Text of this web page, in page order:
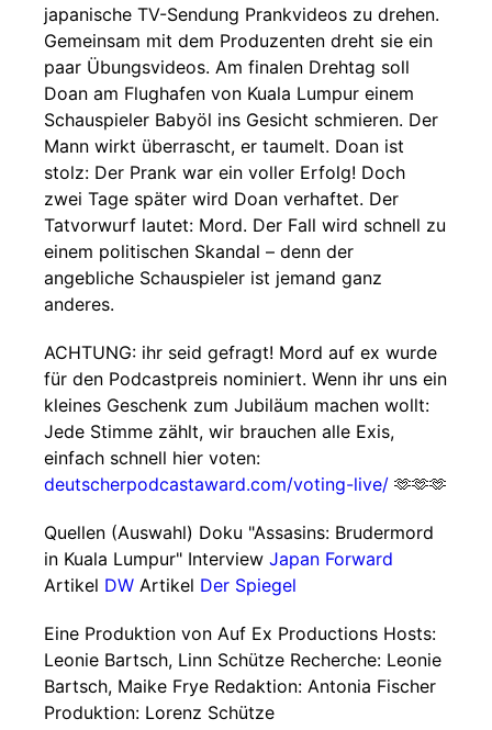
japanische TV-Sendung Prankvideos zu drehen.
Gemeinsam mit dem Produzenten dreht sie ein
paar Übungsvideos. Am finalen Drehtag soll
Doan am Flughafen von Kuala Lumpur einem
Schauspieler Babyöl ins Gesicht schmieren. Der
Mann wirkt überrascht, er taumelt. Doan ist
stolz: Der Prank war ein voller Erfolg! Doch
zwei Tage später wird Doan verhaftet. Der
Tatvorwurf lautet: Mord. Der Fall wird schnell zu
einem politischen Skandal – denn der
angebliche Schauspieler ist jemand ganz
anderes.
ACHTUNG: ihr seid gefragt! Mord auf ex wurde
für den Podcastpreis nominiert. Wenn ihr uns ein
kleines Geschenk zum Jubiläum machen wollt:
Jede Stimme zählt, wir brauchen alle Exis,
einfach schnell hier voten:
deutscherpodcastaward.com/voting-live/ 🫶🫶🫶
Quellen (Auswahl) Doku "Assasins: Brudermord
in Kuala Lumpur" Interview Japan Forward
Artikel DW Artikel Der Spiegel
Eine Produktion von Auf Ex Productions Hosts:
Leonie Bartsch, Linn Schütze Recherche: Leonie
Bartsch, Maike Frye Redaktion: Antonia Fischer
Produktion: Lorenz Schütze